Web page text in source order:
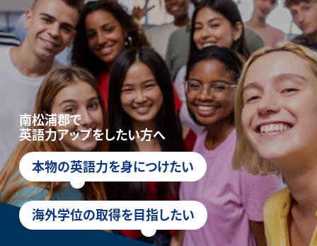
南松浦郡で
英語力アップをしたい方へ
本物の英語力を身につけたい
海外学位の取得を目指したい